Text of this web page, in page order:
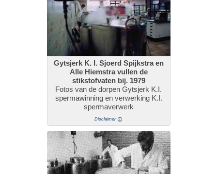
Gytsjerk K. I. Sjoerd Spijkstra en
Alle Hiemstra vullen de
stikstofvaten bij. 1979
Fotos van de dorpen Gytsjerk K.I.
spermawinning en verwerking K.I.
spermaverwerk
Disclaimer